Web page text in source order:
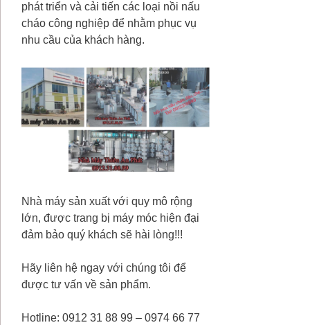
phát triển và cải tiến các loại nồi nấu
cháo công nghiệp để nhằm phục vụ
nhu cầu của khách hàng.
Nhà máy sản xuất với quy mô rộng
lớn, được trang bị máy móc hiện đại
đảm bảo quý khách sẽ hài lòng!!!
Hãy liên hệ ngay với chúng tôi để
được tư vấn về sản phẩm.
Hotline: 0912 31 88 99 – 0974 66 77